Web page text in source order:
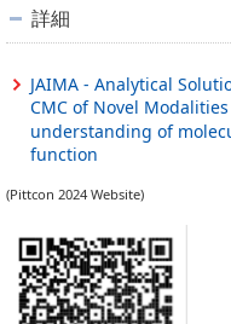
詳細
JAIMA - Analytical
CMC of Novel
understanding of
function
(Pittcon 2024 Website)